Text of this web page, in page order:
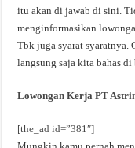
itu akan di jawab di sini.
menginformasikan
Tbk juga syarat syaratnya.
langsung saja kita bahas
Lowongan Kerja PT
[the_ad id=”381″]